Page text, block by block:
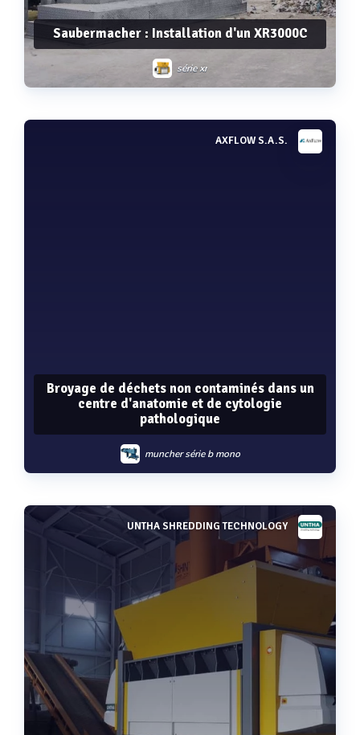
Saubermacher : Installation d'un XR3000C
série xr
AXFLOW S.A.S.
Broyage de déchets non contaminés dans un
centre d'anatomie et de cytologie
pathologique
muncher série b mono
Voir plus
UNTHA SHREDDING TECHNOLOGY